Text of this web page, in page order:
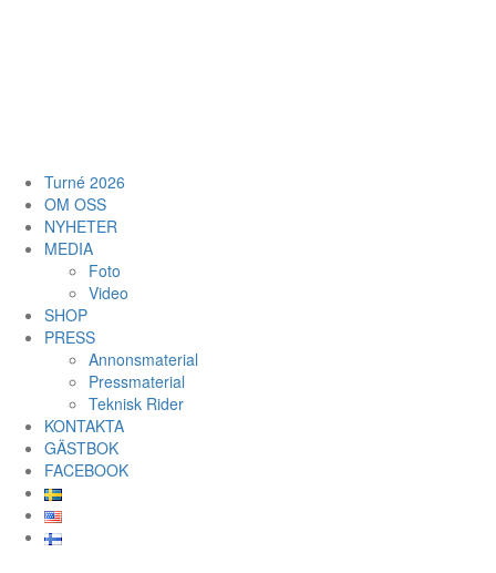
Turné 2026
OM OSS
NYHETER
MEDIA
Foto
Video
SHOP
PRESS
Annonsmaterial
Pressmaterial
Teknisk Rider
KONTAKTA
GÄSTBOK
FACEBOOK